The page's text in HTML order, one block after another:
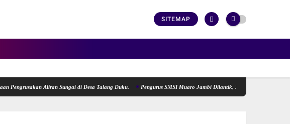
SITEMAP
Aliran Sungai di Desa Talang Duku. Pengurus SMSI Muaro Jambi Dilantik, Siap Menjadi Lokomotif